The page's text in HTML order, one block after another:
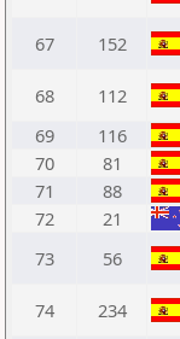
67 152
68 112
69
116
70
81
71
88
72
21
73
56
74 234